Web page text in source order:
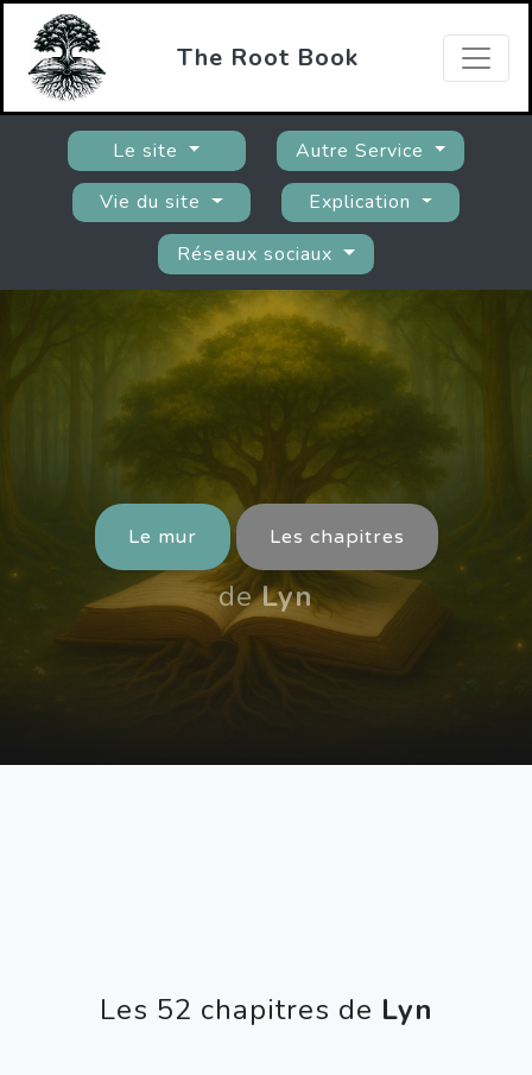
The Root Book
Le site
Autre Service
Vie du site
Explication
Réseaux sociaux
Le mur Les chapitres
deLyn
Les 52 chapitres de Lyn